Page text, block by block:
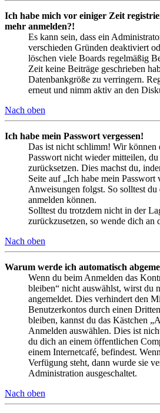
Ich habe mich vor einiger Zeit
mehr anmelden?!
Es kann sein, dass ein
verschieden Gründen deaktiviert
löschen viele Boards regelmäßig
Zeit keine Beiträge geschrieben
Datenbankgröße zu verringern.
erneut und nimm aktiv an den
Nach oben
Ich habe mein Passwort vergessen!
Das ist nicht schlimm! Wir können
Passwort nicht wieder mitteilen, du
zurücksetzen. Dies machst du,
Seite auf „Ich habe mein Passwort
Anweisungen folgst. So solltest
anmelden können.
Solltest du trotzdem nicht in der
zurückzusetzen, so wende dich
Nach oben
Warum werde ich automatisch
Wenn du beim Anmelden das
bleiben“ nicht auswählst, wirst du
angemeldet. Dies verhindert den
Benutzerkontos durch einen
bleiben, kannst du das Kästchen
Anmelden auswählen. Dies ist
du dich an einem öffentlichen
einem Internetcafé, befindest.
Verfügung steht, dann wurde sie
Administration ausgeschaltet.
Nach oben